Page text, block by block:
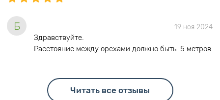
Б 19 ноя 2024
Здравствуйте.
Расстояние между орехами должно быть 5 метров
Читать все отзывы